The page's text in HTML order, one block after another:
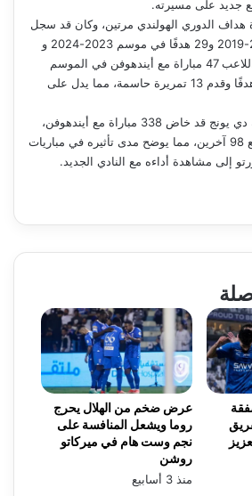
جديد على مسيرته.
الدوري الهولندي مرتين، وكان قد سجل
28 هدفًا في موسم 2018-2019 و29 هدفًا في موسم 2023-2024 و
بالإضافة إلى ذلك، خاض اللاعب 47 مباراة مع أيندهوفن في الموسم
الماضي، حيث سجل 18 هدفًا وقدم 13 تمريرة حاسمة، مما يدل على
تجدر الإشارة إلى أن لوك دي يونج قد خاض 338 مباراة مع أيندهوفن،
سجل فيها 186 هدفًا وصنع 98 آخرين، مما يوضح مدى تأثيره في مباريات
إلى مشاهدة أداءه مع النادي الجديد.
عرض ضخم من الهلال يحرج
روما ويشعل المنافسة على
نجم وست هام في ميركاتو
روشن
منذ 3 أسابيع